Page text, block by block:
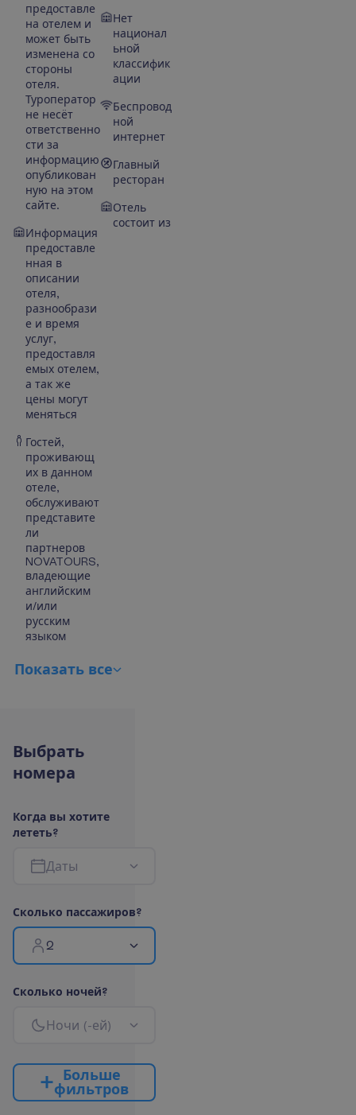
предоставле
на отелем и
может быть
изменена со
стороны
отеля.
Туроператор
не несёт
ответственно
сти за
информацию
опубликован
ную на этом
сайте.
Информация
предоставле
нная в
описании
отеля,
разнообрази
е и время
услуг,
предоставля
емых отелем,
а так же
цены могут
меняться
Гостей,
проживающ
их в данном
отеле,
обслуживают
представите
ли
партнеров
NOVATOURS,
владеющие
английским
и/или
русским
языком
Нет
национал
ьной
классифик
ации
Беспровод
ной
интернет
Главный
ресторан
Отель
состоит из
Показать все
Выбрать
номера
Когда вы хотите
лететь?
Даты
Сколько пассажиров?
2
Сколько ночей?
Ночи (-ей)
Больше
фильтров